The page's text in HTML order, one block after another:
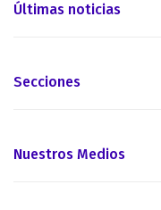
Últimas noticias
Secciones
Nuestros Medios